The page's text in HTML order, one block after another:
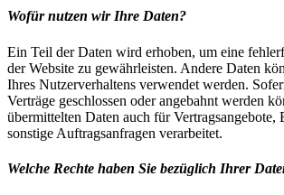
Wofür nutzen wir Ihre Daten?
Ein Teil der Daten wird erhoben, um eine
der Website zu gewährleisten. Andere Daten
Ihres Nutzerverhaltens verwendet werden.
Verträge geschlossen oder angebahnt werden
übermittelten Daten auch für Vertragsangebote,
sonstige Auftragsanfragen verarbeitet.
Welche Rechte haben Sie bezüglich Ihrer